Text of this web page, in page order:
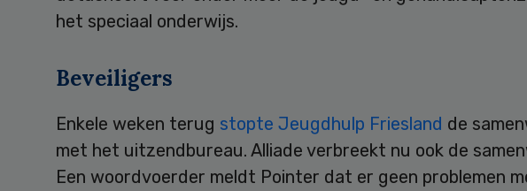
het speciaal onderwijs.
Beveiligers
Enkele weken terug stopte Jeugdhulp Friesland de
met het uitzendbureau. Alliade verbreekt nu ook de
Een woordvoerder meldt Pointer dat er geen problemen